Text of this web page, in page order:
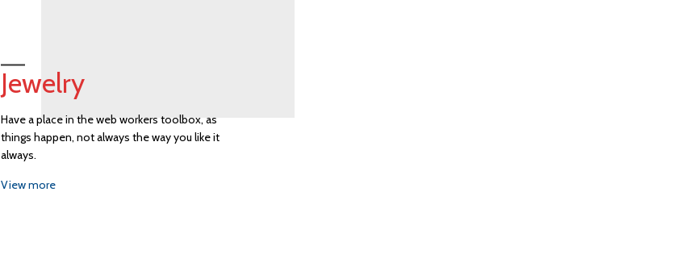
Jewelry
Have a place in the web workers toolbox, as
things happen, not always the way you like it
always.
View more